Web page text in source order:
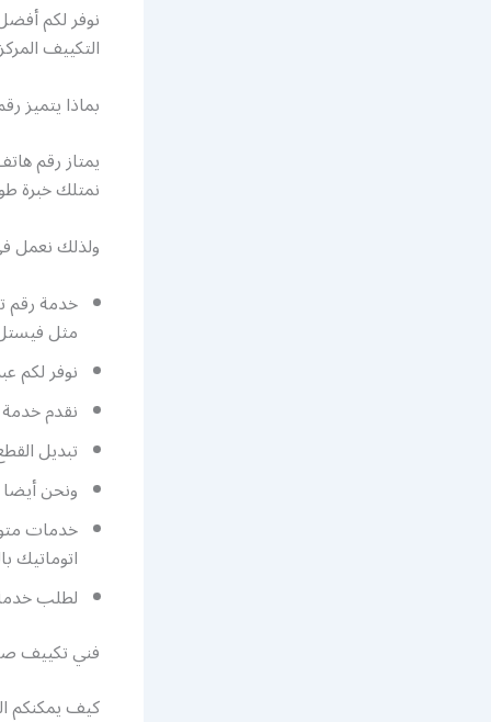
نوفر لكم
التكييف
بماذا
يمتاز رقم
نمتلك خبرة
ولذلك نعمل
خدمة رقم
مثل
نوفر لكم
نقدم
تبديل
ونحن
خدمات
اتوماتيك
لطلب
فني تكييف
كيف يمكنكم